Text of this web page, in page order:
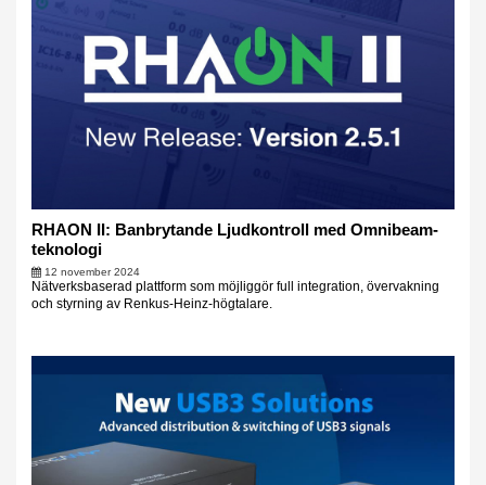
RHAON II: Banbrytande Ljudkontroll med Omnibeam-
teknologi
12 november 2024
Nätverksbaserad plattform som möjliggör full integration, övervakning
och styrning av Renkus-Heinz-högtalare.